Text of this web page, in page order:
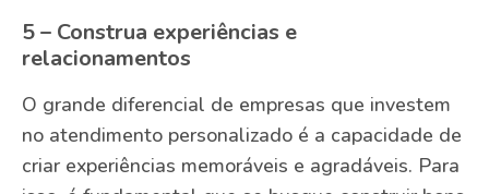
5 – Construa experiências e
relacionamentos
O grande diferencial de empresas que investem
no atendimento personalizado é a capacidade de
criar experiências memoráveis e agradáveis. Para